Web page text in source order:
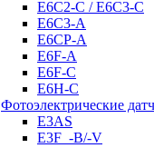
E6C2-C / E6C3-C
E6C3-A
E6CP-A
E6F-A
E6F-C
E6H-C
Фотоэлектрические
E3AS
E3F_-B/-V